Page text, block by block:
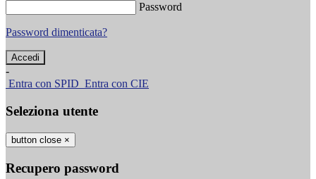
Password
Password dimenticata?
-
Entra con SPID Entra con CIE
Seleziona utente
button close ×
Recupero password